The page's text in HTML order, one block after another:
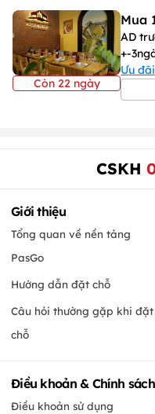
Còn 22 ngày
Mua
AD
+-
Ưu
CSKH
Giới thiệu
Tổng quan về nền tảng
PasGo
Hướng dẫn đặt chỗ
Câu hỏi thường gặp khi đặt
chỗ
Điều khoản & Chính sách
Điều khoản sử dụng